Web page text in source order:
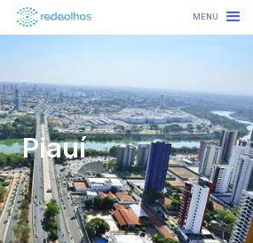
MENU
Piauí